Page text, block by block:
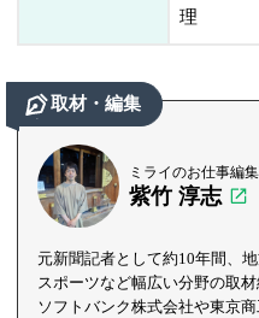
理
取材・編集
ミライのお仕事編
紫竹 淳志
元新聞記者として約10年間、
スポーツなど幅広い分野の取
ソフトバンク株式会社や東京